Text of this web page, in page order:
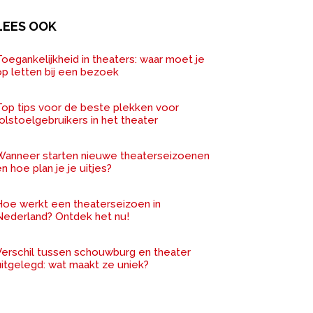
OOK
in theaters: waar moet je
letten bij een bezoek
tips voor de beste plekken voor
in het theater
starten nieuwe theaterseizoenen
hoe plan je je uitjes?
werkt een theaterseizoen in
Ontdek het nu!
tussen schouwburg en theater
wat maakt ze uniek?